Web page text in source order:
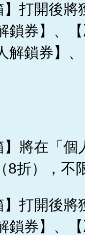
】打開後
鎖券】、
解鎖券】
】將在「
8折），不
】打開後
鎖券】、